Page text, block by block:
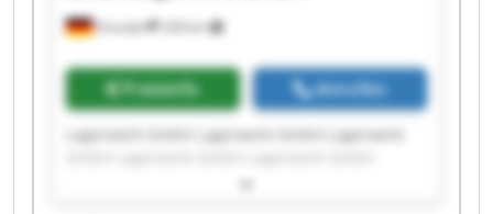
Dresden 228 km
Preisinfo Anrufen
Lagerwerk GmbH Lagerwerk GmbH Lagerwerk
Lagerwerk GmbH Lagerwerk GmbH Lagerwerk